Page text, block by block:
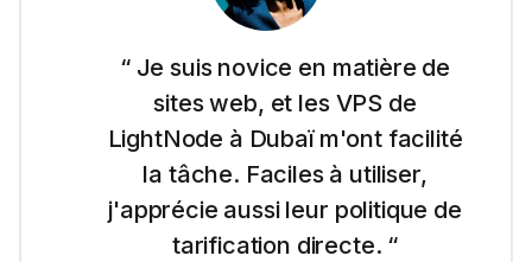
“ Je suis novice en matière de
sites web, et les VPS de
LightNode à Dubaï m'ont facilité
la tâche. Faciles à utiliser,
j'apprécie aussi leur politique de
tarification directe. “